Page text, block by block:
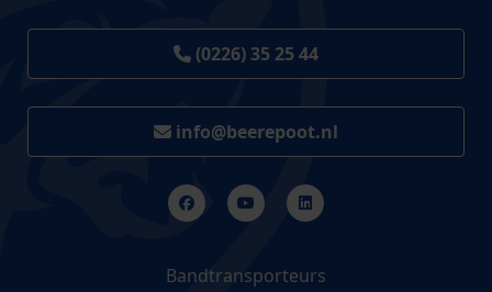
(0226) 35 25 44
info@beerepoot.nl
Bandtransporteurs